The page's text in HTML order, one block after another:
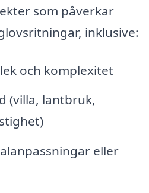
som påverkar
inklusive:
och komplexitet
(villa, lantbruk,
eller